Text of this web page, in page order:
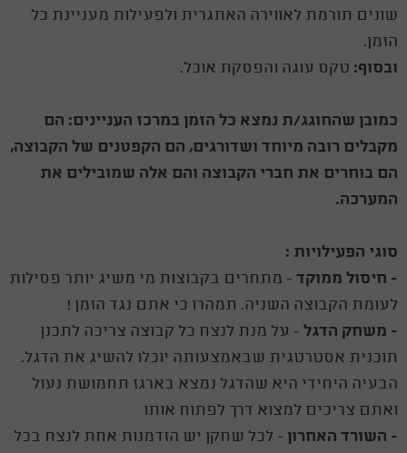
שונים תורמת לאווירה האתגרית ולפעילות מעניינת כל
הזמן.
ובסוף: טקס עוגה והפסקת אוכל.
כמובן שהחוגג/ת נמצא כל הזמן במרכז העניינים: הם
מקבלים רובה מיוחד ושדורגים, הם הקפטנים של הקבוצה,
הם בוחרים את חברי הקבוצה והם אלה שמובילים את
המערכה.
סוגי הפעילויות :
- חיסול ממוקד - מתחרים בקבוצות מי משיג יותר פסילות
לעומת הקבוצה השניה. תמהרו כי אתם נגד הזמן !
- משחק הדגל - על מנת לנצח כל קבוצה צריכה לתכנן
תוכנית אסטרטגית שבאמצעותה יוכלו להשיג את הדגל.
הבעיה היחידי היא שהדגל נמצא בארגז תחמושת נעול
ואתם צריכים למצוא דרך לפתוח אותו
- השורד האחרון - לכל שחקן יש הזדמנות אחת לנצח בכל